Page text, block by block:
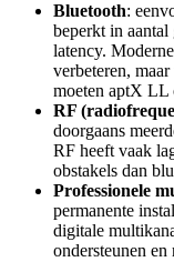
Bluetooth:
beperkt in
latency.
verbeteren,
moeten aptX LL
RF
doorgaans
RF heeft vaak
obstakels dan
Professionele
permanente
digitale
ondersteunen